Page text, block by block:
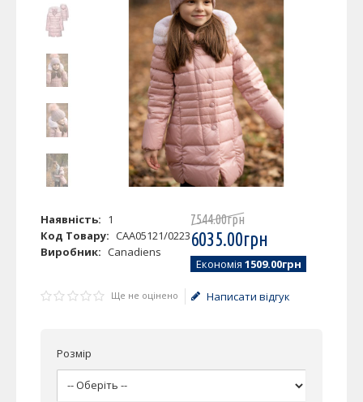
Наявність: 1
Код Товару: CAA05121/0223
Виробник: Canadiens
7544.00грн
6035.00грн
Економія 1509.00грн
Ще не оцінено Написати відгук
Розмір